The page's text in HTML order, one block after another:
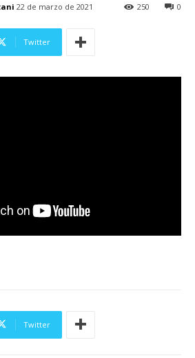
22 de marzo de 2021 0
250
Twitter
Twitter